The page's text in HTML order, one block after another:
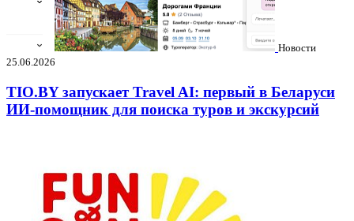
Новости
25.06.2026
TIO.BY запускает Travel AI: первый в Беларуси
ИИ-помощник для поиска туров и экскурсий